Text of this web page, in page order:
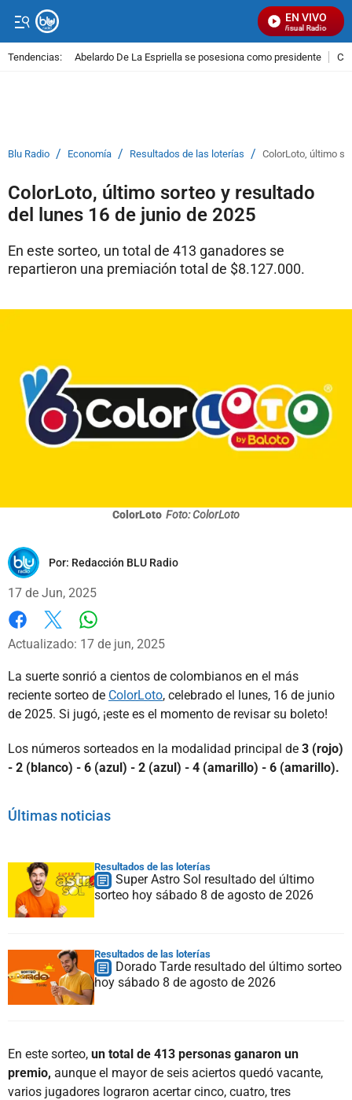
EN VIVO
Señal Visual Radio
Tendencias: Abelardo De La Espriella se posesiona como presidente
Blu Radio / Economía / Resultados de las loterías / ColorLoto, último
ColorLoto, último sorteo y resultado
del lunes 16 de junio de 2025
En este sorteo, un total de 413 ganadores se
repartieron una premiación total de $8.127.000.
ColorLoto Foto: ColorLoto
Por: Redacción BLU Radio
17 de Jun, 2025
Facebook
X
Actualizado: 17 de jun, 2025
La suerte sonrió a cientos de colombianos en el más
reciente sorteo de ColorLoto, celebrado el lunes, 16 de junio
de 2025. Si jugó, ¡este es el momento de revisar su boleto!
Los números sorteados en la modalidad principal de 3 (rojo)
- 2 (blanco) - 6 (azul) - 2 (azul) - 4 (amarillo) - 6 (amarillo).
Últimas noticias
Resultados de las loterías
Super Astro Sol resultado del último
sorteo hoy sábado 8 de agosto de 2026
Resultados de las loterías
Dorado Tarde resultado del último sorteo
hoy sábado 8 de agosto de 2026
En este sorteo, un total de 413 personas ganaron un
premio, aunque el mayor de seis aciertos quedó vacante,
varios jugadores lograron acertar cinco, cuatro, tres